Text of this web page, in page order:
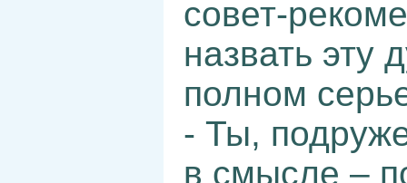
совет-
назвать эту
полном
- Ты,
в смысле –